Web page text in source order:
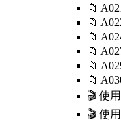
📁
📁
📁
📁
📁
📁
🎬 使
🎬 使